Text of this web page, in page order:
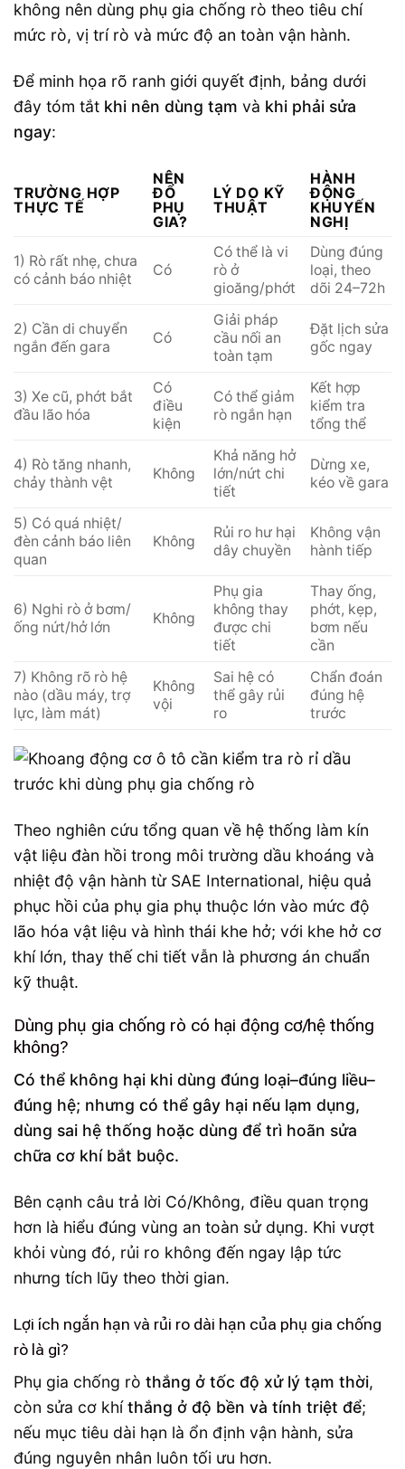
không nên dùng phụ gia chống rò theo tiêu chí
mức rò, vị trí rò và mức độ an toàn vận hành.
Để minh họa rõ ranh giới quyết định, bảng dưới
đây tóm tắt khi nên dùng tạm và khi phải sửa
ngay:
TRƯỜNG HỢP
THỰC TẾ
NÊN
ĐỔ
PHỤ
GIA?
LÝ DO KỸ
THUẬT
HÀNH
ĐỘNG
KHUYẾN
NGHỊ
1) Rò rất nhẹ, chưa
có cảnh báo nhiệt
Có
Có thể là vi
rò ở
gioăng/phớt
Dùng đúng
loại, theo
dõi 24–72h
2) Cần di chuyển
ngắn đến gara
Có
Giải pháp
cầu nối an
toàn tạm
Đặt lịch sửa
gốc ngay
3) Xe cũ, phớt bắt
đầu lão hóa
Có
điều
kiện
Có thể giảm
rò ngắn hạn
Kết hợp
kiểm tra
tổng thể
4) Rò tăng nhanh,
chảy thành vệt
Không
Khả năng hở
lớn/nứt chi
tiết
Dừng xe,
kéo về gara
5) Có quá nhiệt/
đèn cảnh báo liên
quan
Không
Rủi ro hư hại
dây chuyền
Không vận
hành tiếp
6) Nghi rò ở bơm/
ống nứt/hở lớn
Không
Phụ gia
không thay
được chi
tiết
Thay ống,
phớt, kẹp,
bơm nếu
cần
7) Không rõ rò hệ
nào (dầu máy, trợ
lực, làm mát)
Không
vội
Sai hệ có
thể gây rủi
ro
Chẩn đoán
đúng hệ
trước
Theo nghiên cứu tổng quan về hệ thống làm kín
vật liệu đàn hồi trong môi trường dầu khoáng và
nhiệt độ vận hành từ SAE International, hiệu quả
phục hồi của phụ gia phụ thuộc lớn vào mức độ
lão hóa vật liệu và hình thái khe hở; với khe hở cơ
khí lớn, thay thế chi tiết vẫn là phương án chuẩn
kỹ thuật.
Dùng phụ gia chống rò có hại động cơ/hệ thống
không?
Có thể không hại khi dùng đúng loại–đúng liều–
đúng hệ; nhưng có thể gây hại nếu lạm dụng,
dùng sai hệ thống hoặc dùng để trì hoãn sửa
chữa cơ khí bắt buộc.
Bên cạnh câu trả lời Có/Không, điều quan trọng
hơn là hiểu đúng vùng an toàn sử dụng. Khi vượt
khỏi vùng đó, rủi ro không đến ngay lập tức
nhưng tích lũy theo thời gian.
Lợi ích ngắn hạn và rủi ro dài hạn của phụ gia chống
rò là gì?
Phụ gia chống rò thắng ở tốc độ xử lý tạm thời,
còn sửa cơ khíthắng ở độ bền và tính triệt để;
nếu mục tiêu dài hạn là ổn định vận hành, sửa
đúng nguyên nhân luôn tối ưu hơn.